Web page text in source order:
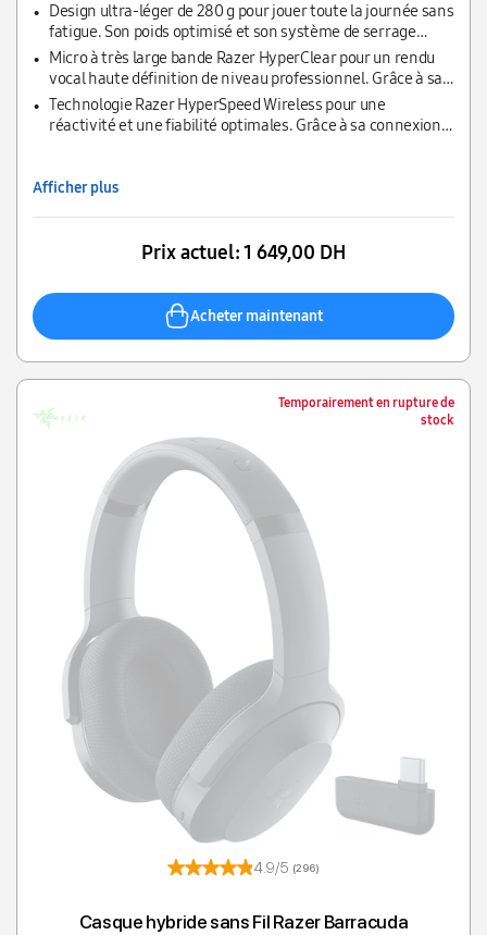
Design ultra-léger de 280 g pour jouer toute la journée sans
fatigue. Son poids optimisé et son système de serrage
amélioré en font un casque particulièrement confortable
qui vous permet de rester concentré, même pendant les
marathons gaming les plus intenses.
Micro à très large bande Razer HyperClear pour un rendu
vocal haute définition de niveau professionnel. Grâce à sa
large gamme de fréquences, ce micro flexible de nouvelle
génération capte tous les détails de votre voix
Technologie Razer HyperSpeed Wireless pour une
réactivité et une fiabilité optimales. Grâce à sa connexion
également d’un son parfaitement synchronisé avec votre
Afficher plus
Prix actuel:1 649,00 DH
Acheter maintenant
Temporairement en rupture de
stock
4.9/5 (296)
Casque hybride sans Fil Razer Barracuda